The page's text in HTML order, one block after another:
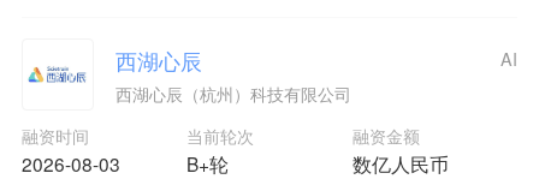
西湖心辰
西湖心辰（杭州）科技有限公司
融资时间
2026-08-03
当前轮次
B+轮
融资金额
数亿人民币
AI